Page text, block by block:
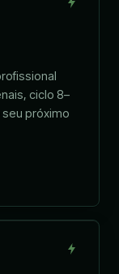
ciclo 8–
seu próximo